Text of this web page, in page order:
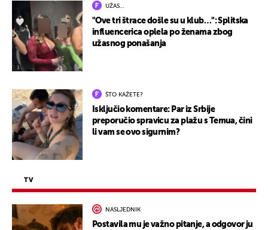
UŽAS…
"Ove tri štrace došle su u klub…": Splitska
influencerica oplela po ženama zbog
užasnog ponašanja
ŠTO KAŽETE?
Isključio komentare: Par iz Srbije
preporučio spravicu za plažu s Temua, čini
li vam se ovo sigurnim?
TV
NASLJEDNIK
Postavila mu je važno pitanje, a odgovor ju